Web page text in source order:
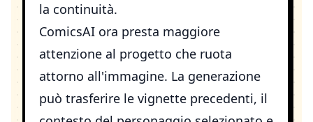
la continuità.
ComicsAI ora presta maggiore
attenzione al progetto che ruota
attorno all'immagine. La generazione
può trasferire le vignette precedenti, il